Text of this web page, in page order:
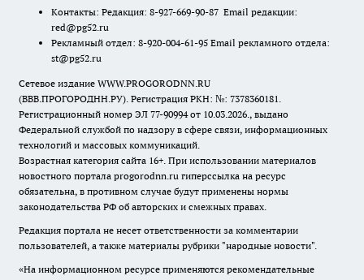
Контакты: Редакция: 8-927-669-90-87 Email редакции:
red@pg52.ru
Рекламный отдел: 8-920-004-61-95 Email рекламного отдела:
st@pg52.ru
Сетевое издание WWW.PROGORODNN.RU
(ВВВ.ПРОГОРОДНН.РУ). Регистрация РКН: №: 7378360181.
Регистрационный номер ЭЛ 77-90994 от 10.03.2026., выдано
Федеральной службой по надзору в сфере связи, информационных
технологий и массовых коммуникаций.
Возрастная категория сайта 16+. При использовании материалов
новостного портала progorodnn.ru гиперссылка на ресурс
обязательна, в противном случае будут применены нормы
законодательства РФ об авторских и смежных правах.
Редакция портала не несет ответственности за комментарии
пользователей, а также материалы рубрики "народные новости".
«На информационном ресурсе применяются рекомендательные